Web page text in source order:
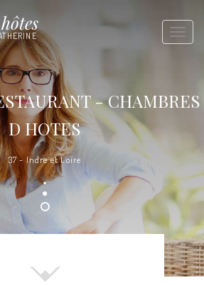
- CHAMBRES
D HOTES
37 - Indre et Loire